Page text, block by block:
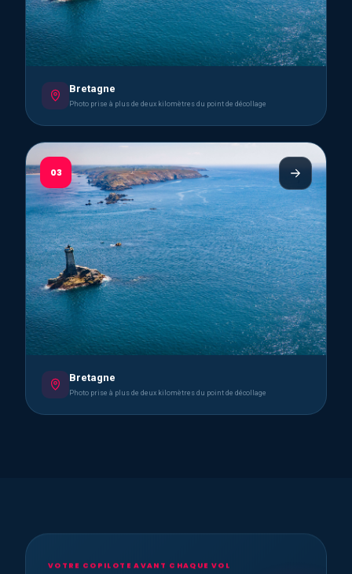
Bretagne
Photo prise à plus de deux kilomètres du point de décollage
03
Bretagne
Photo prise à plus de deux kilomètres du point de décollage
VOTRE COPILOTE AVANT CHAQUE VOL